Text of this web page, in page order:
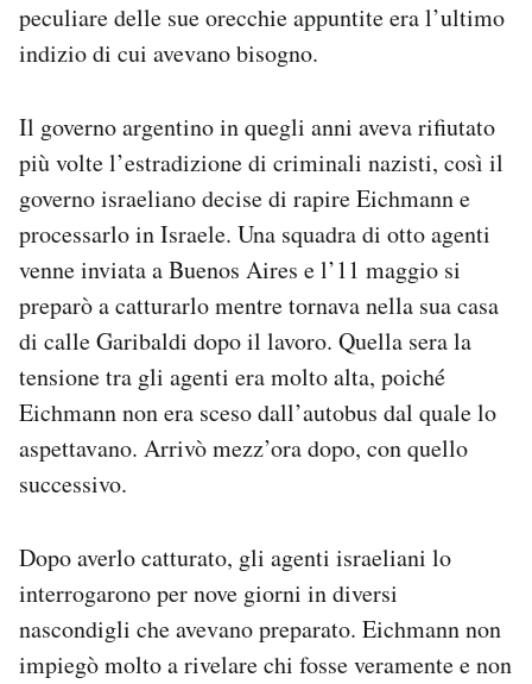
peculiare delle sue orecchie appuntite era l’ultimo
indizio di cui avevano bisogno.
Il governo argentino in quegli anni aveva rifiutato
più volte l’estradizione di criminali nazisti, così il
governo israeliano decise di rapire Eichmann e
processarlo in Israele. Una squadra di otto agenti
venne inviata a Buenos Aires e l’11 maggio si
preparò a catturarlo mentre tornava nella sua casa
di calle Garibaldi dopo il lavoro. Quella sera la
tensione tra gli agenti era molto alta, poiché
Eichmann non era sceso dall’autobus dal quale lo
aspettavano. Arrivò mezz’ora dopo, con quello
successivo.
Dopo averlo catturato, gli agenti israeliani lo
interrogarono per nove giorni in diversi
nascondigli che avevano preparato. Eichmann non
impiegò molto a rivelare chi fosse veramente e non